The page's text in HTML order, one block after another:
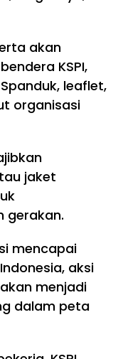
akan
KSPI,
leaflet,
organisasi
jaket
gerakan.
mencapai
aksi
menjadi
dalam peta